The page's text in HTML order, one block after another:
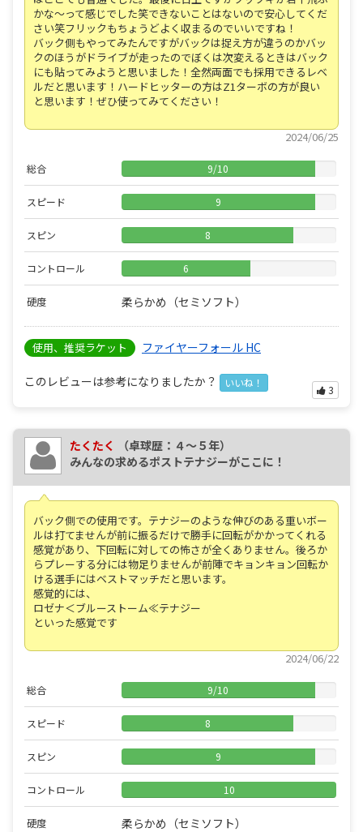
かな〜って感じでした笑できないことはないので安心してくだ
さい笑フリックもちょうどよく収まるのでいいですね！
バック側もやってみたんですがバックは捉え方が違うのかバッ
クのほうがドライブが走ったのでぼくは次変えるときはバック
にも貼ってみようと思いました！全然両面でも採用できるレベ
ルだと思います！ハードヒッターの方はZ1ターボの方が良い
と思います！ぜひ使ってみてください！
2024/06/25
総合 9/10
スピード 9
スピン 8
コントロール 6
硬度 柔らかめ（セミソフト）
使用、推奨ラケット ファイヤーフォール HC
このレビューは参考になりましたか？ いいね！
3
たくたく
（卓球歴：４～５年）
みんなの求めるポストテナジーがここに！
バック側での使用です。テナジーのような伸びのある重いボー
ルは打てませんが前に振るだけで勝手に回転がかかってくれる
感覚があり、下回転に対しての怖さが全くありません。後ろか
らプレーする分には物足りませんが前陣でキョンキョン回転か
ける選手にはベストマッチだと思います。
感覚的には、
ロゼナ＜ブルーストーム≪テナジー
といった感覚です
2024/06/22
総合 9/10
スピード 8
スピン 9
コントロール 10
硬度 柔らかめ（セミソフト）